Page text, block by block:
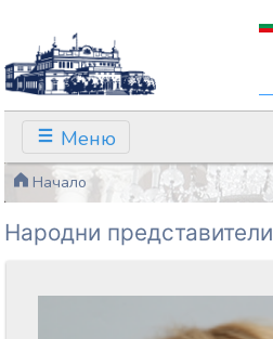
Меню
Начало
Народни представители